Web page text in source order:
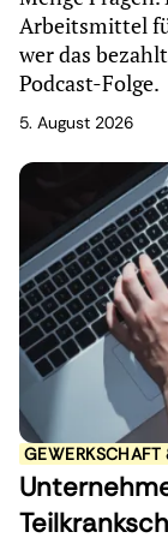
Arbeitsmittel
wer das
Podcast-Folge.
5. August 2026
GEWERKSCHAFT